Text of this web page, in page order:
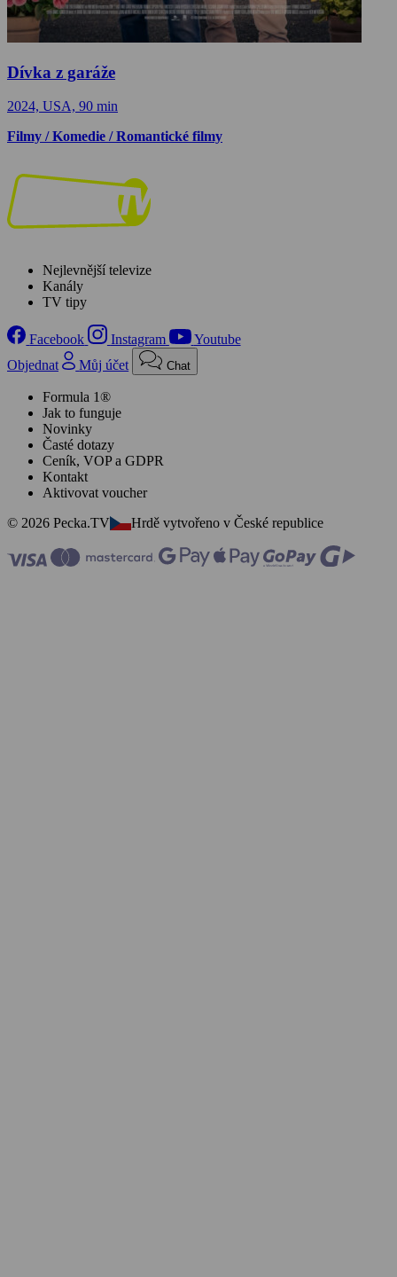
Dívka z garáže
2024, USA, 90 min
Filmy / Komedie / Romantické filmy
Nejlevnější televize
Kanály
TV tipy
Facebook Instagram
Youtube
Objednat
Můj účet Chat
Formula 1®
Jak to funguje
Novinky
Časté dotazy
Ceník, VOP a GDPR
Kontakt
Aktivovat voucher
© 2026 Pecka.TV
Hrdě vytvořeno v České republice